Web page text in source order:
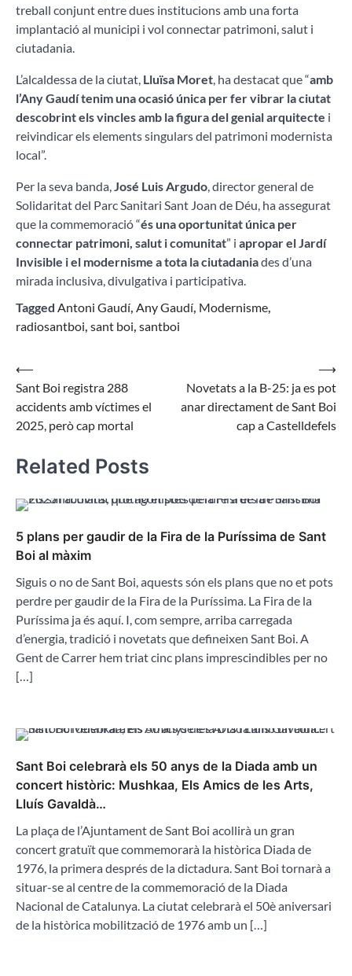
treball conjunt entre dues institucions amb una forta
implantació al municipi i vol connectar patrimoni, salut i
ciutadania.
L’alcaldessa de la ciutat, Lluïsa Moret , ha destacat que “amb
l’Any Gaudí tenim una ocasió única per fer vibrar la ciutat
descobrint els vincles amb la figura del genial arquitecte i
reivindicar els elements singulars del patrimoni modernista
local”.
Per la seva banda, José Luis Argudo , director general de
Solidaritat del Parc Sanitari Sant Joan de Déu, ha assegurat
que la commemoració “és una oportunitat única per
connectar patrimoni, salut i comunitat” i apropar el Jardí
Invisible i el modernisme a tota la ciutadaniades d’una
mirada inclusiva, divulgativa i participativa.
Tagged Antoni Gaudí Any Gaudí Modernisme
radiosantboi sant boi santboi
Navegació
d'entrades
⟵
Sant Boi registra 288
accidents amb víctimes el
2025, però cap mortal
Novetats a la B-25: ja es pot
anar directament de Sant Boi
cap a Castelldefels
⟶
Related Posts
5 plans per gaudir de la Fira de la Puríssima de Sant
Boi al màxim
Siguis o no de Sant Boi, aquests són els plans que no et pots
perdre per gaudir de la Fira de la Puríssima. La Fira de la
Puríssima ja és aquí. I, com sempre, arriba carregada
d’energia, tradició i novetats que defineixen Sant Boi. A
Gent de Carrer hem triat cinc plans imprescindibles per no
[…]
Sant Boi celebrarà els 50 anys de la Diada amb un
concert històric: Mushkaa, Els Amics de les Arts,
Lluís Gavaldà…
La plaça de l’Ajuntament de Sant Boi acollirà un gran
concert gratuït que commemorarà la històrica Diada de
1976, la primera després de la dictadura. Sant Boi tornarà a
situar-se al centre de la commemoració de la Diada
Nacional de Catalunya. La ciutat celebrarà el 50è aniversari
de la històrica mobilització de 1976 amb un […]